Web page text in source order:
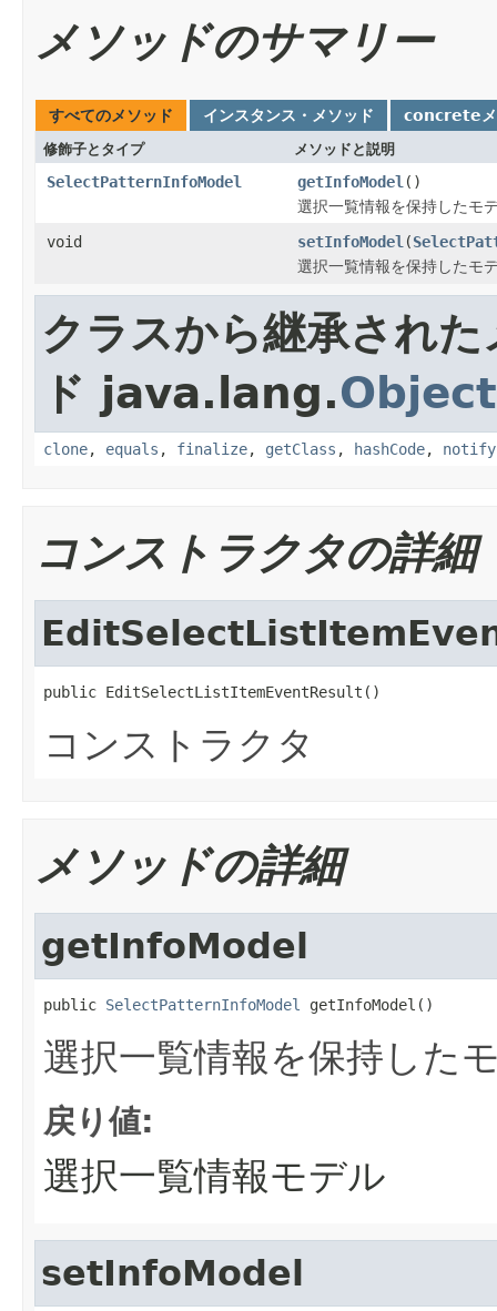
メソッドのサマリー
すべてのメソッド インスタンス・メソッド concreteメ
修飾子とタイプ メソッドと説明
SelectPatternInfoModel getInfoModel ()
選択一覧情報を保持したモ
void
setInfoModel (
選択一覧情報を保持したモ
クラスから継承された
ド java.lang.Object
clone, equals , finalize, getClass , hashCode, notify
コンストラクタの詳細
public EditSelectListItemEventResult()
コンストラクタ
メソッドの詳細
getInfoModel
public SelectPatternInfoModel getInfoModel()
選択一覧情報を保持した
戻り値:
選択一覧情報モデル
setInfoModel